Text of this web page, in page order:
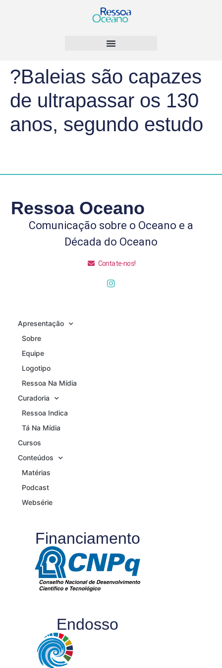
?Baleias são capazes
de ultrapassar os 130
anos, segundo estudo
Ressoa Oceano
Comunicação sobre o Oceano e a
Década do Oceano
Contate-nos!
Apresentação
Sobre
Equipe
Logotipo
Ressoa Na Mídia
Curadoria
Ressoa Indica
Tá Na Mídia
Cursos
Conteúdos
Matérias
Podcast
Websérie
Financiamento
Endosso